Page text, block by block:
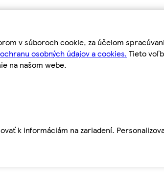
v súboroch cookie, za účelom
osobných údajov a cookies. Tieto
na našom webe.
k informáciám na zariadení.